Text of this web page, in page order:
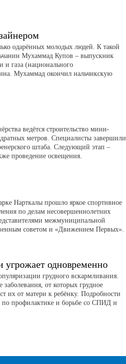
одарённых молодых людей. К такой
Мухаммад Купов – выпускник
и газа (национального
Мухаммад окончил нальчикскую
ведётся строительство мини-
метров. Специалисты завершили
штаба. Следующий этап –
проведение освещения.
Нарткалы прошло яркое спортивное
по делам несовершеннолетних
межмуниципальной
советом и «Движением Первых».
угрожает одновременно
грудного вскармливания.
от которых грудное
их от матери к ребёнку. Подробности
по профилактике и борьбе со СПИД и